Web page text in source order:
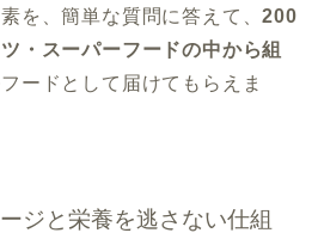
を、簡単な質問に答えて、200
・スーパーフードの中から組
ードとして届けてもらえま
ジと栄養を逃さない仕組